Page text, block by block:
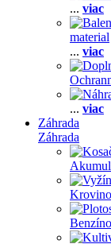
... viac
material
... viac
... viac
Záhrada
Záhrada